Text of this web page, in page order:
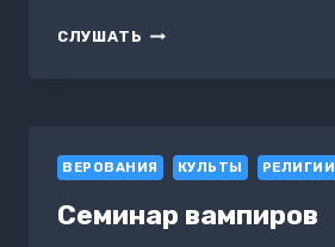
СЛУШАТЬ СОБОРЯНЕ
ВЕРОВАНИЯ КУЛЬТЫ РЕЛИГИИ
Семинар вампиров